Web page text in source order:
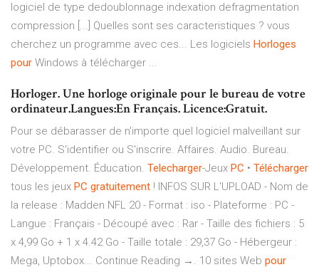
logiciel de type dedoublonnage indexation defragmentation
compression [...] Quelles sont ses caracteristiques ? vous
cherchez un programme avec ces... Les logiciels Horloges
pour Windows à télécharger ...
Horloger. Une horloge originale pour le bureau de votre
ordinateur.Langues:En Français. Licence:Gratuit.
Pour se débarasser de n'importe quel logiciel malveillant sur
votre PC. S'identifier ou S'inscrire. Affaires. Audio. Bureau.
Développement. Éducation. Telecharger-Jeux PC • Télécharger
tous les jeux PC gratuitement ! INFOS SUR L'UPLOAD - Nom de
la release : Madden NFL 20 - Format : iso - Plateforme : PC -
Langue : Français - Découpé avec : Rar - Taille des fichiers : 5
x 4,99 Go + 1 x 4.42 Go - Taille totale : 29,37 Go - Hébergeur :
Mega, Uptobox... Continue Reading →. 10 sites Web pour